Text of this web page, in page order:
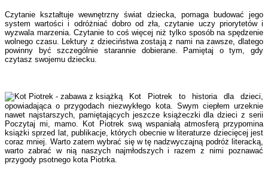
Czytanie kształtuje wewnętrzny świat dziecka, pomaga budować jego
system wartości i odróżniać dobro od zła, czytanie uczy priorytetów i
wyzwala marzenia. Czytanie to coś więcej niż tylko sposób na spędzenie
wolnego czasu. Lektury z dzieciństwa zostają z nami na zawsze, dlatego
powinny być szczególnie starannie dobierane. Pamiętaj o tym, gdy
czytasz swojemu dziecku.
Kot Piotrek to historia dla dzieci,
opowiadająca o przygodach niezwykłego kota. Swym ciepłem urzeknie
nawet najstarszych, pamiętających jeszcze książeczki dla dzieci z serii
Poczytaj mi, mamo. Kot Piotrek swą wspaniałą atmosferą przypomina
książki sprzed lat, publikacje, których obecnie w literaturze dziecięcej jest
coraz mniej. Warto zatem wybrać się w tę nadzwyczajną podróż literacką,
warto zabrać w nią naszych najmłodszych i razem z nimi poznawać
przygody psotnego kota Piotrka.